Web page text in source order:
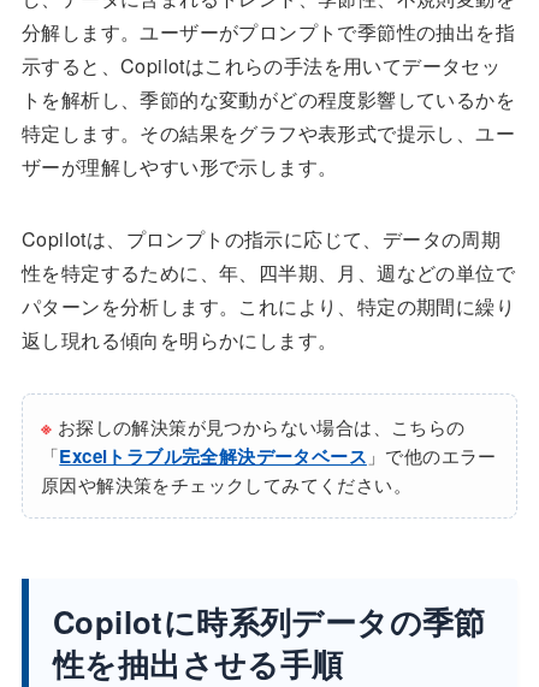
分解します。ユーザーがプロンプトで季節性の抽出を指
示すると、Copilotはこれらの手法を用いてデータセッ
トを解析し、季節的な変動がどの程度影響しているかを
特定します。その結果をグラフや表形式で提示し、ユー
ザーが理解しやすい形で示します。
Copilotは、プロンプトの指示に応じて、データの周期
性を特定するために、年、四半期、月、週などの単位で
パターンを分析します。これにより、特定の期間に繰り
返し現れる傾向を明らかにします。
※ お探しの解決策が見つからない場合は、こちらの
「Excelトラブル完全解決データベース 」で他のエラー
原因や解決策をチェックしてみてください。
Copilotに時系列データの季節
性を抽出させる手順